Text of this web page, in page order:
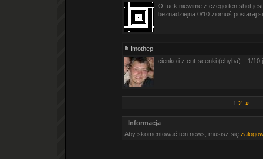
O fuck niewime z czego ten shot
beznadziejna 0/10 ziomuś postaraj
Imothep
cienko i z cut-scenki (chyba)... 1/10
1 2 »
Informacja
Aby skomentować ten news, musisz się